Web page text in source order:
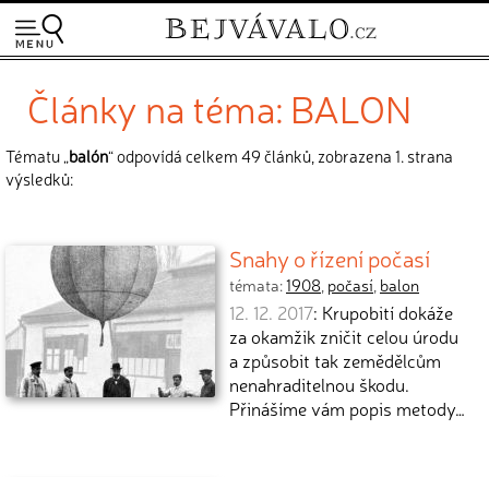
Články na téma: BALON
Tématu „balón“ odpovídá celkem 49 článků, zobrazena 1. strana
výsledků:
Snahy o řízení počasí
témata:1908, počasí, balon
12. 12. 2017: Krupobití dokáže
za okamžik zničit celou úrodu
a způsobit tak zemědělcům
nenahraditelnou škodu.
Přinášíme vám popis metody…